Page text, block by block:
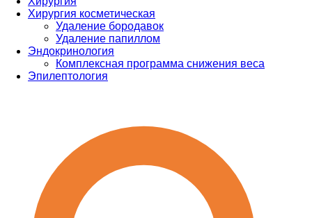
Хирургия косметическая
Удаление бородавок
Удаление папиллом
Эндокринология
Комплексная программа снижения веса
Эпилептология